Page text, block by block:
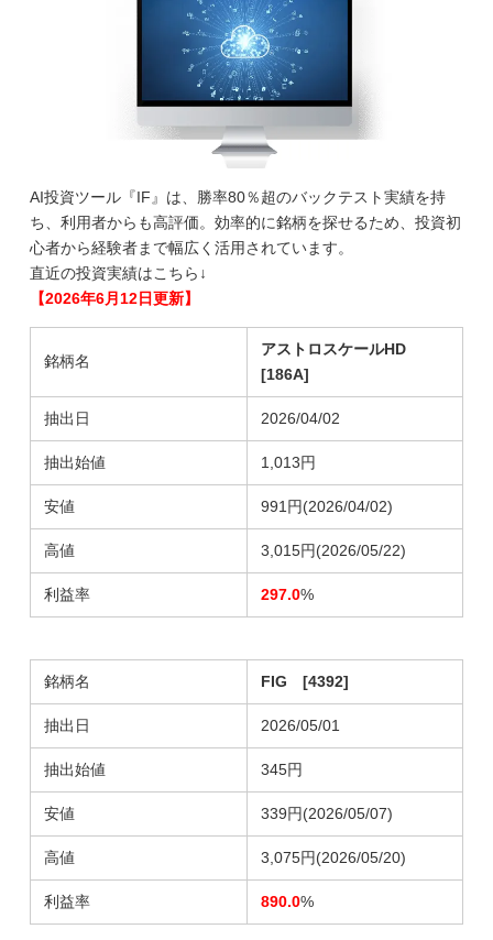
AI投資ツール『IF』は、勝率80％超のバックテスト実績を持
ち、利用者からも高評価。効率的に銘柄を探せるため、投資初
心者から経験者まで幅広く活用されています。
直近の投資実績はこちら↓
【2026年6月12日更新】
銘柄名
アストロスケールHD
[186A]
抽出日 2026/04/02
抽出始値 1,013円
安値 991円(2026/04/02)
高値 3,015円(2026/05/22)
利益率 297.0%
銘柄名 FIG [4392]
抽出日 2026/05/01
抽出始値 345円
安値 339円(2026/05/07)
高値 3,075円(2026/05/20)
利益率 890.0%